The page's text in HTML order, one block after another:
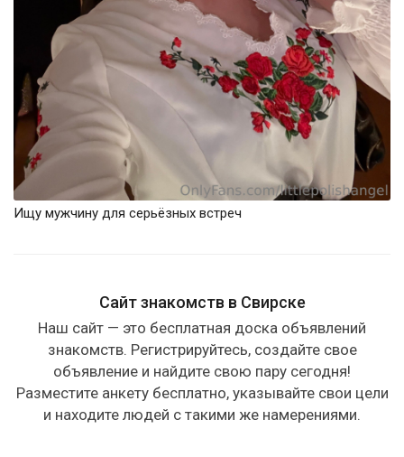
Ищу мужчину для серьёзных встреч
Сайт знакомств в Свирске
Наш сайт — это бесплатная доска объявлений
знакомств. Регистрируйтесь, создайте свое
объявление и найдите свою пару сегодня!
Разместите анкету бесплатно, указывайте свои цели
и находите людей с такими же намерениями.